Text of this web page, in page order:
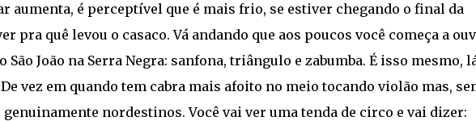
aumenta, é perceptível que é mais frio, se estiver chegando o final da
pra quê levou o casaco. Vá andando que aos poucos você começa a
João na Serra Negra: sanfona, triângulo e zabumba. É isso mesmo,
vez em quando tem cabra mais afoito no meio tocando violão mas,
nordestinos. Você vai ver uma tenda de circo e vai dizer: